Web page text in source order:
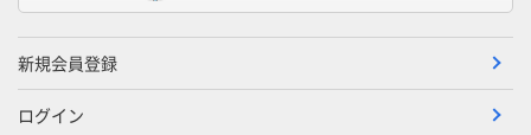
新規会員登録
ログイン